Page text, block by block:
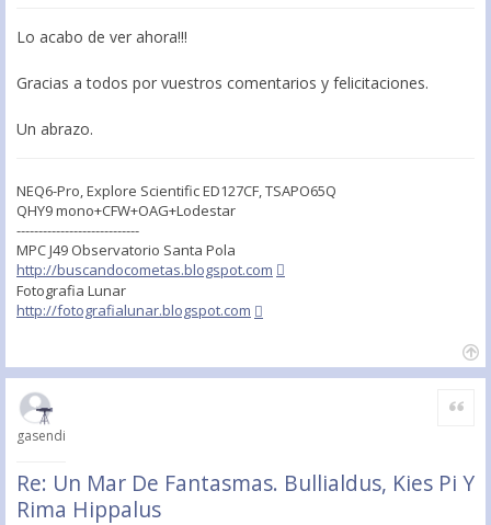
Lo acabo de ver ahora!!!
Gracias a todos por vuestros comentarios y felicitaciones.
Un abrazo.
NEQ6-Pro, Explore Scientific ED127CF, TSAPO65Q
QHY9 mono+CFW+OAG+Lodestar
----------------------------
MPC J49 Observatorio Santa Pola
http://buscandocometas.blogspot.com
Fotografia Lunar
http://fotografialunar.blogspot.com
gasendi
Re: Un Mar De Fantasmas. Bullialdus, Kies Pi Y
Rima Hippalus
Citar